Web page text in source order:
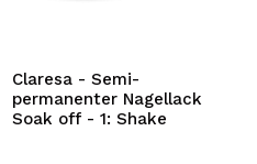
Claresa - Semi-
permanenter Nagellack
Soak off - 1: Shake